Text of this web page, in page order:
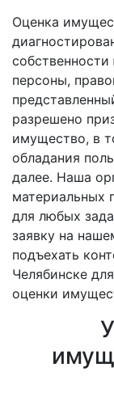
Оценка
персоны,
разрешено
имущество, в
обладания
далее. Наша
материальных
для любых
заявку на
подъехать
Челябинске
оценки